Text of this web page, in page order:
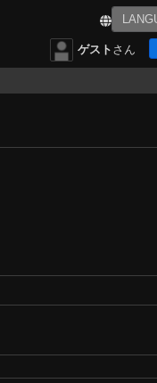
ゲスト さん